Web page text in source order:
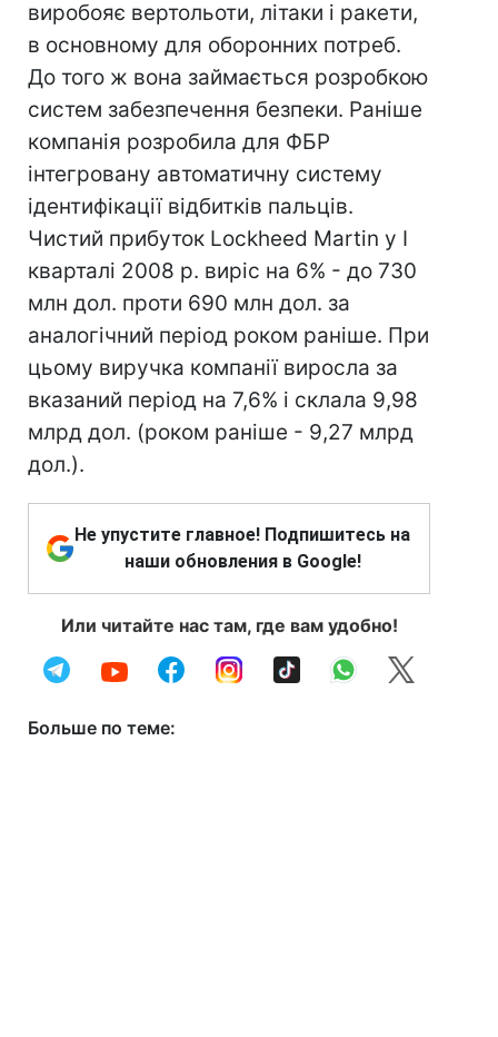
виробояє вертольоти, літаки і ракети,
в основному для оборонних потреб.
До того ж вона займається розробкою
систем забезпечення безпеки. Раніше
компанія розробила для ФБР
інтегровану автоматичну систему
ідентифікації відбитків пальців.
Чистий прибуток Lockheed Martin у I
кварталі 2008 р. виріс на 6% - до 730
млн дол. проти 690 млн дол. за
аналогічний період роком раніше. При
цьому виручка компанії виросла за
вказаний період на 7,6% і склала 9,98
млрд дол. (роком раніше - 9,27 млрд
дол.).
Не упустите главное! Подпишитесь на
наши обновления в Google!
Или читайте нас там, где вам удобно!
Больше по теме: